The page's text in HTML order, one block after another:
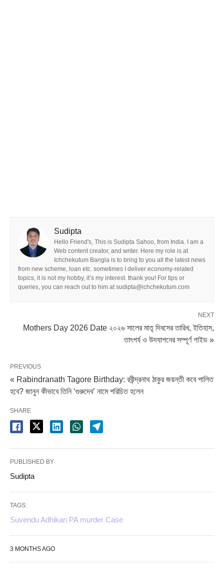
Sudipta
Hello Friend's, This is Sudipta Sahoo, from India. I am a
Web content creator, and writer. Here my role is at
Ichchekutum Bangla is to bring to you all the latest news
from new scheme, loan etc. sometimes I deliver economy-related
topics, it is not my hobby, it’s my interest. thank you! For tips or
queries, you can reach out to him at sudipta@ichchekutum.com
NEXT
Mothers Day 2026 Date ২০২৬ সালের মাতৃ দিবসের তারিখ, ইতিহাস,
তাৎপর্য ও উদযাপনের সম্পূর্ণ গাইড »
PREVIOUS
« Rabindranath Tagore Birthday: রবীন্দ্রনাথ ঠাকুর জয়ন্তী কবে পালিত
হবে? জানুন কীভাবে তিনি ‘গুরুদেব’ নামে পরিচিত হলেন
SHARE
PUBLISHED BY
Sudipta
TAGS:
Suvendu Adhikari PA murder Case
3 MONTHS AGO